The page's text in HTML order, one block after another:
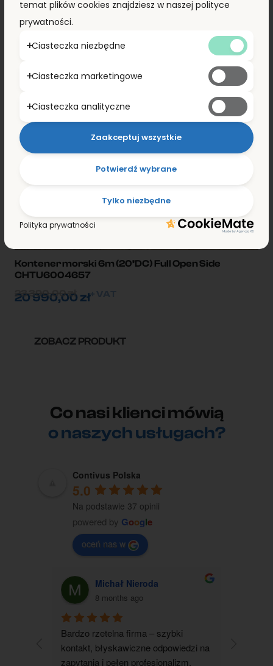
PROMOCJA!
Kontener morski 6m (20’DC) Full Open Side
CHTU6004657
20 990,00zł+ VAT
23 390,00zł
ZOBACZ PRODUKT
Co nasi klienci mówią
o naszych usługach?
Contivus Polska
5.0
Na podstawie 37 opinii
powered by Google
oceń nas w
Michał Nieroda
8 months ago
Bardzo rzetelna firma – szybki
kontakt, błyskawiczne odpowiedzi na
zapytania i pełen profesjonalizm.
temat plików cookies znajdziesz w naszej polityce
prywatności.
Ciasteczka niezbędne
Ciasteczka marketingowe
Ciasteczka analityczne
Tylko niezbędne
Potwierdź wybrane
Zaakceptuj wszystkie
Polityka prywatności